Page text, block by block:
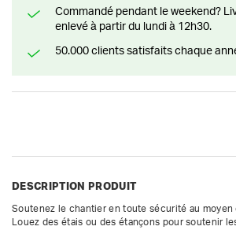
Commandé pendant le weekend? Livré ou prêt à être
enlevé à partir du lundi à 12h30.
50.000 clients satisfaits chaque
DESCRIPTION PRODUIT
Soutenez le chantier en toute sécurité au moyen
Louez des étais ou des étançons pour soutenir